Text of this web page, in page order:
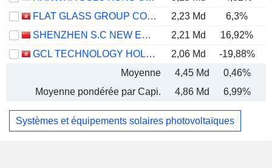
FLAT GLASS GROUP CO., LTD.
2,23 Md 6,3%
SHENZHEN S.C NEW ENERGY TECHNOLOGY CORPORATION
2,21 Md 16,92%
GCL TECHNOLOGY HOLDINGS LIMITED
2,06 Md -19,88%
Moyenne
4,45 Md 0,46%
Moyenne pondérée par Capi.
4,86 Md 6,99%
Systèmes et équipements solaires photovoltaïques